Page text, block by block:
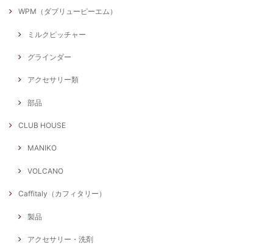
WPM（ダブリューピーエム）
ミルクピッチャー
グラインダー
アクセサリー類
部品
CLUB HOUSE
MANIKO
VOLCANO
Caffitaly（カフィタリー）
製品
アクセサリー・洗剤